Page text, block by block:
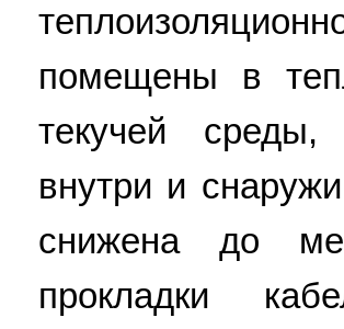
помещены в
текучей
внутри и
снижена до
прокладки